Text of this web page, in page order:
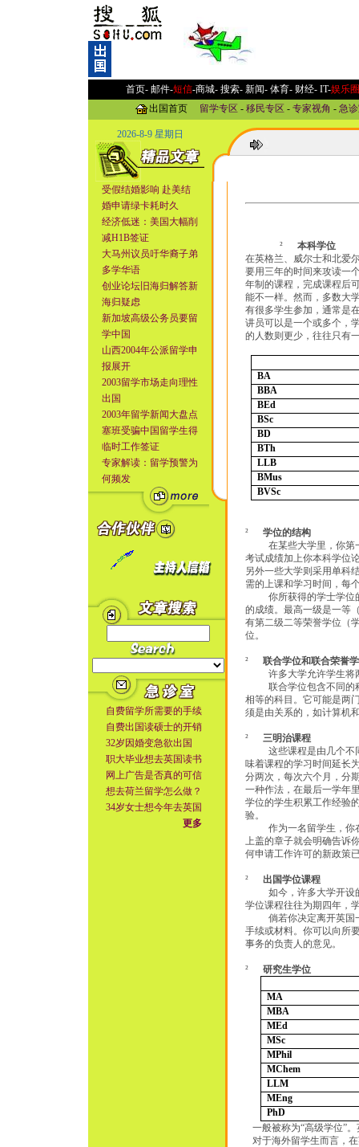
首页- 邮件-短信-商城- 搜索-新闻- 体育-财经- IT-娱乐圈
出国首页
留学专区- 移民专区- 专家视角 - 急
2026-8-9 星期日
受假结婚影响 赴美结
婚申请绿卡耗时久
经济低迷：美国大幅削
减H1B签证
大马州议员吁华裔子弟
多学华语
创业论坛旧海归解答新
海归疑虑
新加坡高级公务员要留
学中国
山西2004年公派留学申
报展开
2003留学市场走向理性
出国
2003年留学新闻大盘点
塞班受骗中国留学生得
临时工作签证
专家解读：留学预警为
何频发
自费留学所需要的手续
自费出国读硕士的开销
32岁因婚变急欲出国
职大毕业想去英国读书
网上广告是否真的可信
想去荷兰留学怎么做？
34岁女士想今年去英国
更多
²
本科学位
在英格兰、威尔士和北爱
要用三年的时间来攻读一
年制的课程，完成课程后
能不一样。然而，多数大
有很多学生参加，通常是
讲员可以是一个或多个，
的人数则更少，往往只有
BA
BBA
BEd
BSc
BD
BTh
LLB
BMus
BVSc
²
学位的结构
在某些大学里，你第
考试成绩加上你本科学位
另外一些大学则采用单科
需的上课和学习时间，每
你所获得的学士学位
的成绩。最高一级是一等
有第二级二等荣誉学位（
位。
²
联合学位和联合荣誉
许多大学允许学生将
联合学位包含不同的
相等的科目。它可能是两
须是由关系的，如计算机
²
三明治课程
这些课程是由几个不
味着课程的学习时间延长
分两次，每次六个月，分
一种作法，在最后一学年
学位的学生积累工作经验
验。
作为一名留学生，你
上盖的章子就会明确告诉
何申请工作许可的新政策
²
出国学位课程
如今，许多大学开设
学位课程往往为期四年，
倘若你决定离开英国
手续或材料。你可以向所
事务的负责人的意见。
² 研究生学位
MA
MBA
MEd
MSc
MPhil
MChem
LLM
MEng
PhD
一般被称为“高级学位”
对于海外留学生而言，